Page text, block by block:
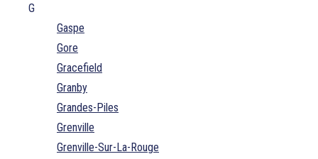
G
Gaspe
Gore
Gracefield
Granby
Grandes-Piles
Grenville
Grenville-Sur-La-Rouge